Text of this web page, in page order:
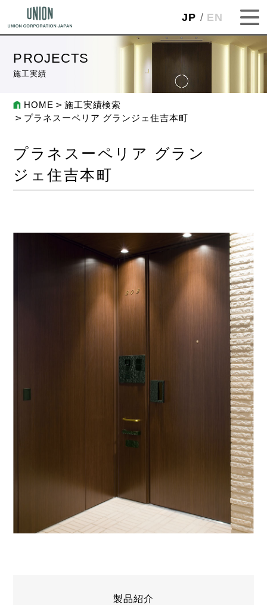
JP EN
PROJECTS
施工実績
HOME
施工実績検索
プラネスーペリア グランジェ住吉本町
プラネスーペリア グラン
ジェ住吉本町
製品紹介